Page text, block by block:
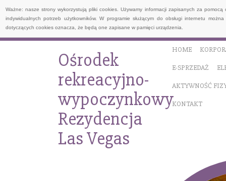
Ważne: nasze strony wykorzystują pliki cookies. Używamy informacji zapisanych za
indywidualnych potrzeb użytkowników. W programie służącym do obsługi internetu
dotyczących cookies oznacza, że będą one zapisane w pamięci urządzenia.
HOME
E-SPRZEDAŻ
AKTYWNOŚĆ
KONTAKT
Ośrodek
rekreacyjno-
wypoczynkowy
Rezydencja
Las Vegas